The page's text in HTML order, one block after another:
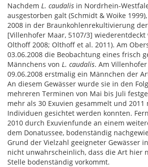
Nachdem L. caudalis in Nordrhein-
ausgestorben galt (Schmidt & Woike
2008 in der Braunkohlenrekultivierung
[Villenhofer Maar, 5107/3] wiederentdeckt
Olthoff 2008; Olthoff et al. 2011). Am
03.06.2008 die Beobachtung eines frisch
Männchens von L. caudalis. Am
09.06.2008 erstmalig ein Männchen der
An diesem Gewässer wurde sie in den
mehreren Terminen von Mai bis Juli
mehr als 30 Exuvien gesammelt und 2011
Individuen gesichtet werden konnten.
2010 durch Exuvienfunde an einem
dem Donatussee, bodenständig
Grund der Vielzahl geeigneter Gewässer
nicht unwahrscheinlich, dass die Art hier
Stelle bodenständig vorkommt.